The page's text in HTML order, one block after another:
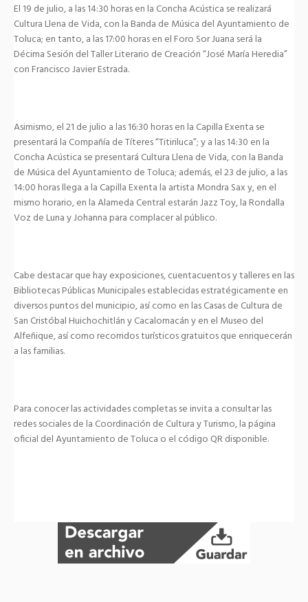
El 19 de julio, a las 14:30 horas en la Concha Acústica se realizará
Cultura Llena de Vida, con la Banda de Música del Ayuntamiento de
Toluca; en tanto, a las 17:00 horas en el Foro Sor Juana será la
Décima Sesión del Taller Literario de Creación “José María Heredia”
con Francisco Javier Estrada.
Asimismo, el 21 de julio a las 16:30 horas en la Capilla Exenta se
presentará la Compañía de Títeres “Titiriluca”; y a las 14:30 en la
Concha Acústica se presentará Cultura Llena de Vida, con la Banda
de Música del Ayuntamiento de Toluca; además, el 23 de julio, a las
14:00 horas llega a la Capilla Exenta la artista Mondra Sax y, en el
mismo horario, en la Alameda Central estarán Jazz Toy, la Rondalla
Voz de Luna y Johanna para complacer al público.
Cabe destacar que hay exposiciones, cuentacuentos y talleres en las
Bibliotecas Públicas Municipales establecidas estratégicamente en
diversos puntos del municipio, así como en las Casas de Cultura de
San Cristóbal Huichochitlán y Cacalomacán y en el Museo del
Alfeñique, así como recorridos turísticos gratuitos que enriquecerán
a las familias.
Para conocer las actividades completas se invita a consultar las
redes sociales de la Coordinación de Cultura y Turismo, la página
oficial del Ayuntamiento de Toluca o el código QR disponible.